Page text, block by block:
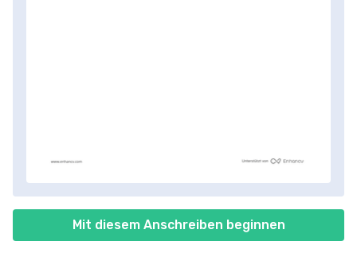
Mit diesem Anschreiben beginnen